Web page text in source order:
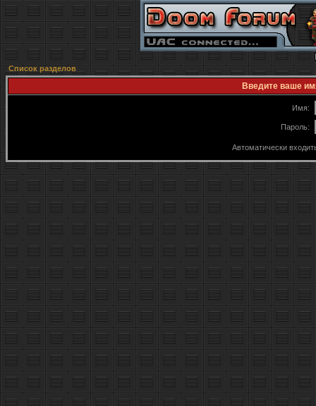
Список разделов
Введите ваше
Имя:
Пароль:
Автоматически